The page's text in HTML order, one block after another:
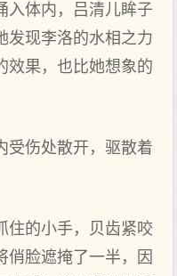
入体内，吕清儿眸子
发现李洛的水相之力
效果，也比她想象的
受伤处散开，驱散着
住的小手，贝齿紧咬
俏脸遮掩了一半，因